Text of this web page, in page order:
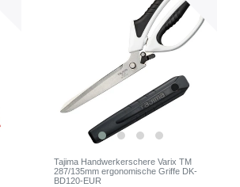
Tajima Handwerkerschere Varix TM
287/135mm ergonomische Griffe DK-
BD120-EUR